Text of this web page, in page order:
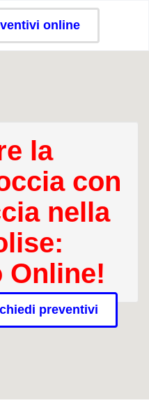
online
la
con
nella
Online!
preventivi